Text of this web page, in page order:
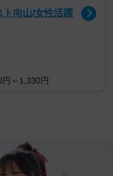
ト向山/女性活躍
～1,330円